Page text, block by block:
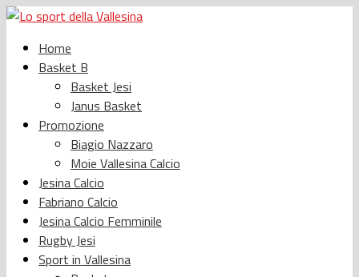
Home
Basket B
Basket Jesi
Janus Basket
Promozione
Biagio Nazzaro
Moie Vallesina Calcio
Jesina Calcio
Fabriano Calcio
Jesina Calcio Femminile
Rugby Jesi
Sport in Vallesina